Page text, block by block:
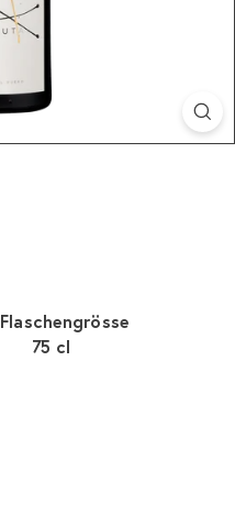
Flaschengrösse
75 cl